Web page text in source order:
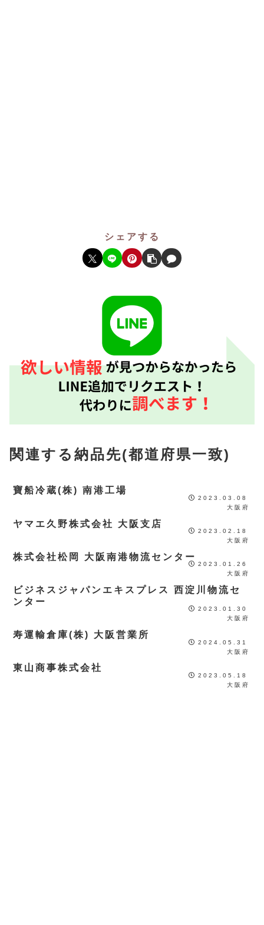
シェアする
関連する納品先(都道府県一致)
寶船冷蔵(株) 南港工場
2023.03.08
大阪府
ヤマエ久野株式会社 大阪支店
2023.02.18
大阪府
株式会社松岡 大阪南港物流センター
2023.01.26
大阪府
ビジネスジャパンエキスプレス 西淀川物流セ
ンター
2023.01.30
大阪府
寿運輸倉庫(株) 大阪営業所
2024.05.31
大阪府
東山商事株式会社
2023.05.18
大阪府